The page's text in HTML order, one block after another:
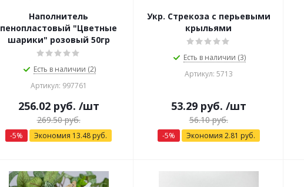
Наполнитель
пенопластовый "Цветные
шарики" розовый 50гр
Есть в наличии (2)
Артикул: 997761
256.02руб. /шт
269.50руб.
-5% Экономия 13.48 руб.
Укр. Стрекоза с перьевыми
крыльями
Есть в наличии (3)
Артикул: 5713
53.29руб. /шт
56.10руб.
-5% Экономия 2.81 руб.